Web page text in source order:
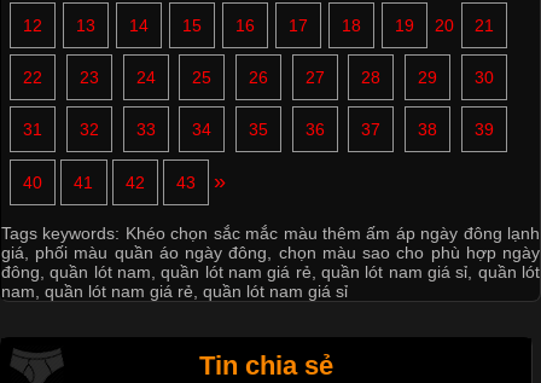
12 13 14 15 16 17 18 19 20 21
22 23 24 25 26 27 28 29 30
31 32 33 34 35 36 37 38 39
40 41 42 43 »
Tags keywords: Khéo chọn sắc mắc màu thêm ấm áp ngày đông lạnh
giá
phối màu quần áo ngày đông
chọn màu sao cho phù hợp ngày
đông ,quần lót nam ,quần lót nam giá rẻ ,quần lót nam giá sỉ quần lót
nam quần lót nam giá rẻ quần lót nam giá sỉ
Tin chia sẻ